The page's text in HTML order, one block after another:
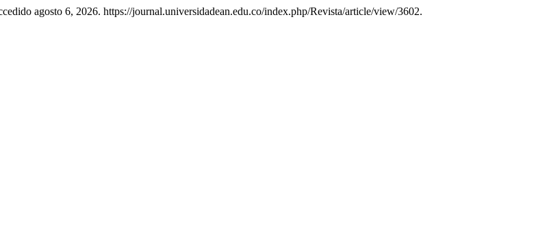
agosto 6, 2026. https://journal.universidadean.edu.co/index.php/Revista/article/view/3602.